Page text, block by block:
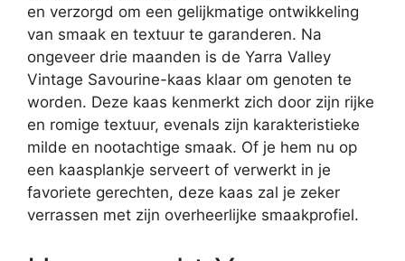
en verzorgd om een gelijkmatige ontwikkeling
van smaak en textuur te garanderen. Na
ongeveer drie maanden is de Yarra Valley
Vintage Savourine-kaas klaar om genoten te
worden. Deze kaas kenmerkt zich door zijn rijke
en romige textuur, evenals zijn karakteristieke
milde en nootachtige smaak. Of je hem nu op
een kaasplankje serveert of verwerkt in je
favoriete gerechten, deze kaas zal je zeker
verrassen met zijn overheerlijke smaakprofiel.